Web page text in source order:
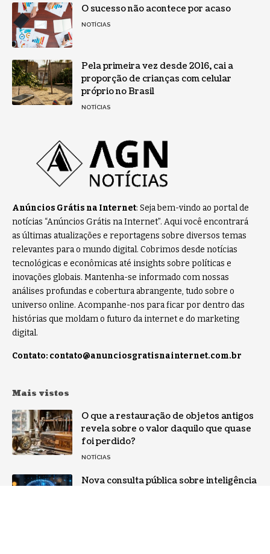
O sucesso não acontece por acaso
NOTÍCIAS
Pela primeira vez desde 2016, cai a
proporção de crianças com celular
próprio no Brasil
NOTÍCIAS
Anúncios Grátis na Internet: Seja bem-vindo ao portal de
notícias “Anúncios Grátis na Internet”. Aqui você encontrará
as últimas atualizações e reportagens sobre diversos temas
relevantes para o mundo digital. Cobrimos desde notícias
tecnológicas e econômicas até insights sobre políticas e
inovações globais. Mantenha-se informado com nossas
análises profundas e cobertura abrangente, tudo sobre o
universo online. Acompanhe-nos para ficar por dentro das
histórias que moldam o futuro da internet e do marketing
digital.
Contato: contato@anunciosgratisnainternet.com.br
Mais vistos
O que a restauração de objetos antigos
revela sobre o valor daquilo que quase
foi perdido?
NOTÍCIAS
Nova consulta pública sobre inteligência